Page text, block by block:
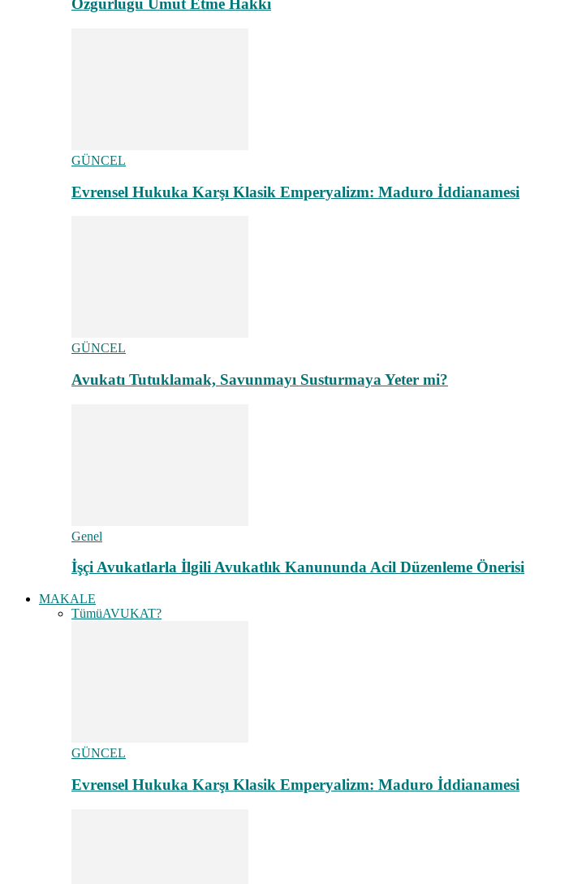
Özgürlüğü Umut Etme Hakkı
GÜNCEL
Evrensel Hukuka Karşı Klasik Emperyalizm: Maduro İddianamesi
GÜNCEL
Avukatı Tutuklamak, Savunmayı Susturmaya Yeter mi?
Genel
İşçi Avukatlarla İlgili Avukatlık Kanununda Acil Düzenleme Önerisi
MAKALE
TümüAVUKAT?
GÜNCEL
Evrensel Hukuka Karşı Klasik Emperyalizm: Maduro İddianamesi